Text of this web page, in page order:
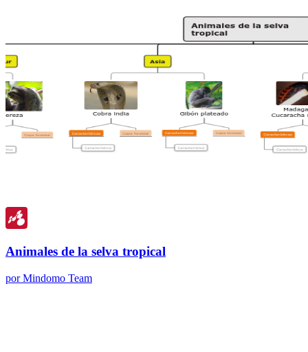
Animales de la selva tropical
por Mindomo Team